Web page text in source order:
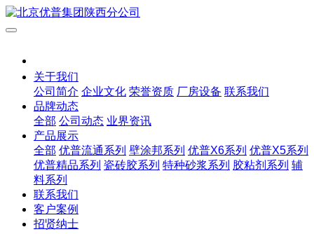
关于我们
公司简介 企业文化 荣誉资质 厂房设备 联系我们
品牌动态
全部 公司动态 业界资讯
产品展示
全部 优普流通系列 壁涂邦系列 优普X6系列 优普X5系列
优普精品系列 瓷砖胶系列 特种砂浆系列 胶粘剂系列 辅
料系列
联系我们
客户案例
招贤纳士